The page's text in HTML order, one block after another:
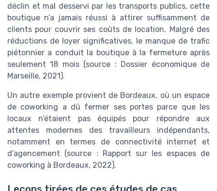
déclin et mal desservi par les transports publics, cette
boutique n’a jamais réussi à attirer suffisamment de
clients pour couvrir ses coûts de location. Malgré des
réductions de loyer significatives, le manque de trafic
piétonnier a conduit la boutique à la fermeture après
seulement 18 mois (source : Dossier économique de
Marseille, 2021).
Un autre exemple provient de Bordeaux, où un espace
de coworking a dû fermer ses portes parce que les
locaux n’étaient pas équipés pour répondre aux
attentes modernes des travailleurs indépendants,
notamment en termes de connectivité internet et
d’agencement (source : Rapport sur les espaces de
coworking à Bordeaux, 2022).